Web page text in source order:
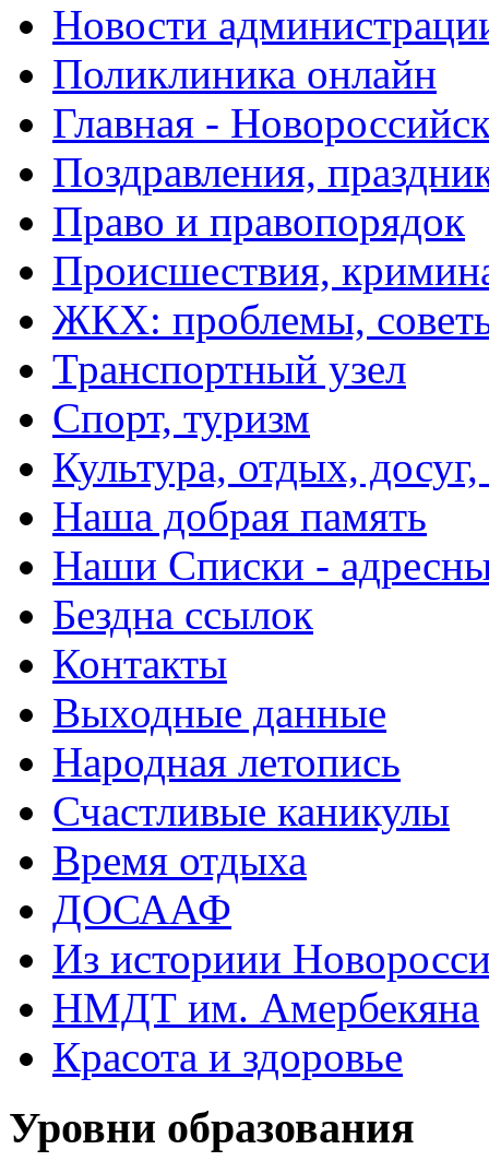
Новости
Поликлиника онлайн
Главная -
Поздравления,
Право и правопорядок
Происшествия,
ЖКХ: проблемы,
Транспортный узел
Спорт, туризм
Культура, отдых,
Наша добрая память
Наши Списки -
Бездна ссылок
Контакты
Выходные данные
Народная летопись
Счастливые каникулы
Время отдыха
ДОСААФ
Из историии
НМДТ им. Амербекяна
Красота и здоровье
Уровни образования